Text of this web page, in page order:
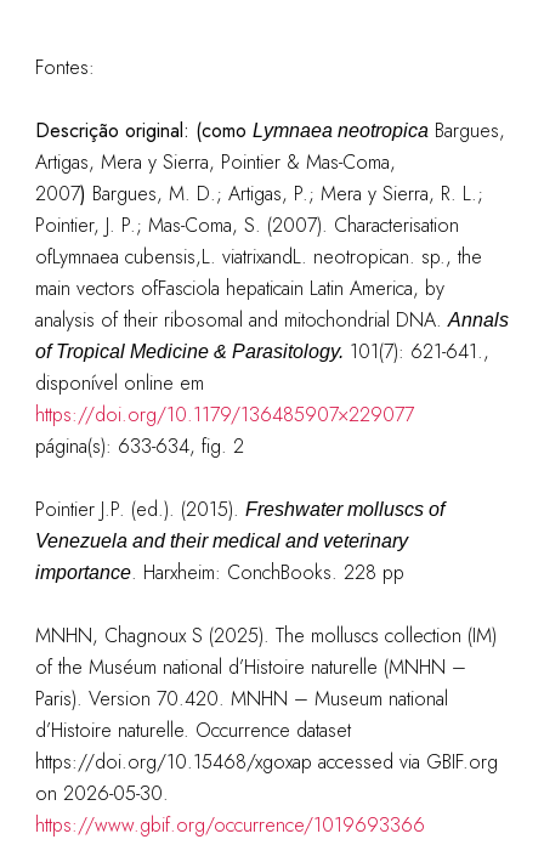
Fontes:
Descrição original: (como Lymnaea neotropicaBargues,
Artigas, Mera y Sierra, Pointier & Mas-Coma,
2007) Bargues, M. D.; Artigas, P.; Mera y Sierra, R. L.;
Pointier, J. P.; Mas-Coma, S. (2007). Characterisation
ofLymnaea cubensis,L. viatrixandL. neotropican. sp., the
main vectors ofFasciola hepaticain Latin America, by
analysis of their ribosomal and mitochondrial DNA.Annals
of Tropical Medicine & Parasitology. 101(7): 621-641.,
disponível online em
https://doi.org/10.1179/136485907×229077
página(s): 633-634, fig. 2
Pointier J.P. (ed.). (2015). Freshwater molluscs of
Venezuela and their medical and veterinary
importance. Harxheim: ConchBooks. 228 pp
MNHN, Chagnoux S (2025). The molluscs collection (IM)
of the Muséum national d’Histoire naturelle (MNHN –
Paris). Version 70.420. MNHN – Museum national
d’Histoire naturelle. Occurrence dataset
https://doi.org/10.15468/xgoxap accessed via GBIF.org
on 2026-05-30.
https://www.gbif.org/occurrence/1019693366